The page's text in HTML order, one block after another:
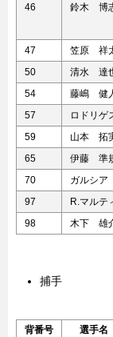
46 鈴木 博
47
笠原 祥
50
清水 達
54
藤嶋 健
57
ロドリゲ
59
山本 拓
65
伊藤 準
70
ガルシア
97
R.マルテ
98
木下 雄
捕手
背番号 選手名